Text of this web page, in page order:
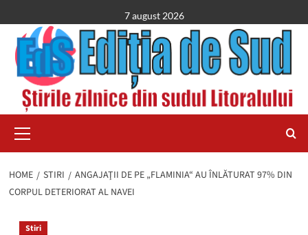
to
content
7 august 2026
Menu
HOME STIRI
ANGAJAŢII DE PE „FLAMINIA“ AU ÎNLĂTURAT 97% DIN
CORPUL DETERIORAT AL NAVEI
Stiri